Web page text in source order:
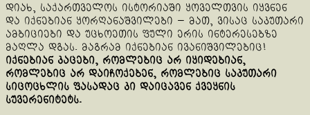
დიახ, საქართველოს ისტორიაში ყოველთვის იყვნენ
და იქნებიან ყორღანაშვილები — მათ, ვისაც საკუთარი
ამბიციები და უცხოეთის ფული ერის ინტერესებზე
მაღლა დგას. მაგრამ იქნებიან ივანიშვილებიც!
იქნებიან კაცები, რომლებიც არ იყიდებიან,
რომლებიც არ დაიჩოქებენ, რომლებიც საკუთარი
სიცოცხლის ფასადაც კი დაიცავენ ქვეყნის
სუვერენიტეტს.